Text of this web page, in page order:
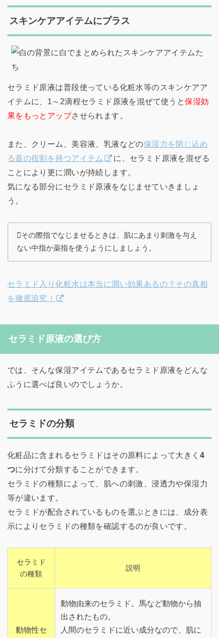
スキンケアアイテムにプラス
セラミド原液は普段使っている化粧水等のスキンケアア
イテムに、1～2滴程セラミド原液を混ぜて使うと保湿効
果をもっとアップさせられます。
また、クリーム、美容液、乳液などの保湿力を閉じ込め
る蓋の役割を持つアイテム
に、セラミド原液を混ぜる
ことにより更に潤いが持続します。
気になる部分にセラミド原液をなじませていきましょ
う。
その際指でなじませるときは、肌にあまり刺激を与え
ない中指か薬指を使うようにしましょう。
セラミド入り化粧水は本当に潤い効果あるの？その真相
を徹底追究！
セラミド原液の選び方
では、そんな保湿アイテムであるセラミド原液をどんな
ふうに選べば良いのでしょうか。
セラミドの分類
化粧品に含まれるセラミドはその原料によって大きく 4
つに分けて分類することができます。
セラミドの種類によって、肌への刺激、浸透力や保湿力
等が違います。
セラミドが配合されているものを選ぶときには、成分表
示によりセラミドの種類を確認するのが良いです。
セラミド
の種類
説明
動物性セ
動物由来のセラミド。馬など動物から抽
出されたもの。
人間のセラミドに近い成分なので、肌に